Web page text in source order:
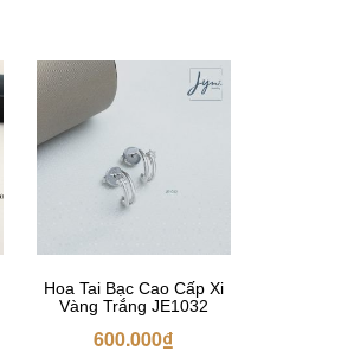
Hoa Tai Bạc Cao Cấp Xi
Vàng Trắng JE1032
600.000₫